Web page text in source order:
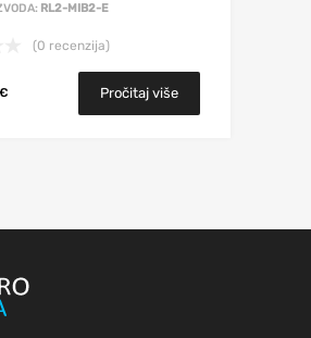
RL2-MIB2-E
(0 recenzija)
€ Pročitaj više